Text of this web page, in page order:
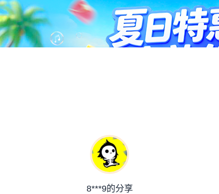
8***9的分享